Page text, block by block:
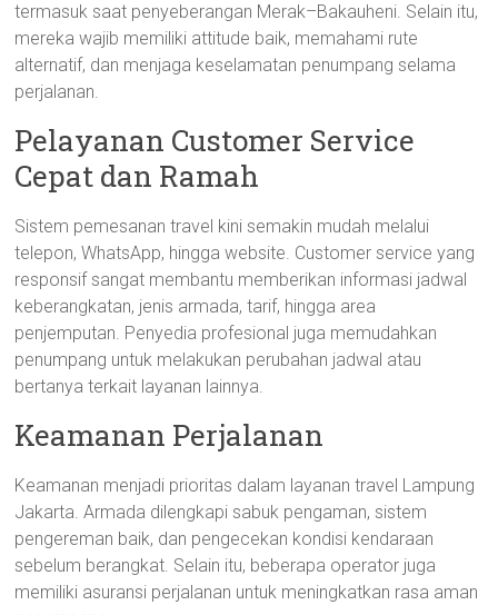
termasuk saat penyeberangan Merak–Bakauheni. Selain itu,
mereka wajib memiliki attitude baik, memahami rute
alternatif, dan menjaga keselamatan penumpang selama
perjalanan.
Pelayanan Customer Service
Cepat dan Ramah
Sistem pemesanan travel kini semakin mudah melalui
telepon, WhatsApp, hingga website. Customer service yang
responsif sangat membantu memberikan informasi jadwal
keberangkatan, jenis armada, tarif, hingga area
penjemputan. Penyedia profesional juga memudahkan
penumpang untuk melakukan perubahan jadwal atau
bertanya terkait layanan lainnya.
Keamanan Perjalanan
Keamanan menjadi prioritas dalam layanan travel Lampung
Jakarta. Armada dilengkapi sabuk pengaman, sistem
pengereman baik, dan pengecekan kondisi kendaraan
sebelum berangkat. Selain itu, beberapa operator juga
memiliki asuransi perjalanan untuk meningkatkan rasa aman